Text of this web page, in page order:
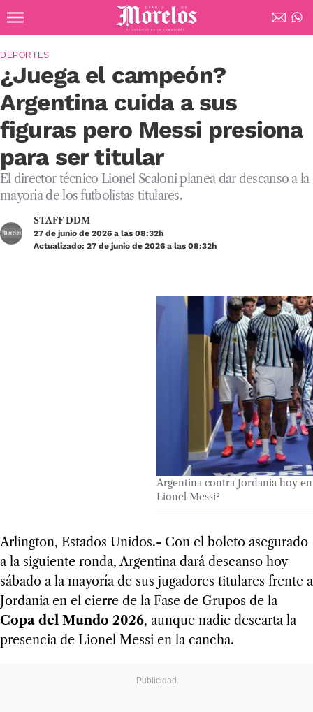
Diario de Morelos
¿Juega el campeón?
Argentina cuida a sus
figuras pero Messi presiona
para ser titular
DEPORTES
El director técnico Lionel Scaloni planea dar descanso a la
mayoría de los futbolistas titulares.
STAFF DDM
27 de junio de 2026 a las 08:32h
Actualizado: 27 de junio de 2026 a las 08:32h
Argentina contra Jordania hoy
Lionel Messi?
Arlington, Estados Unidos.- Con el boleto asegurado
a la siguiente ronda, Argentina dará descanso hoy
sábado a la mayoría de sus jugadores titulares frente a
Jordania en el cierre de la Fase de Grupos de la
Copa del Mundo 2026, aunque nadie descarta la
presencia de Lionel Messi en la cancha.